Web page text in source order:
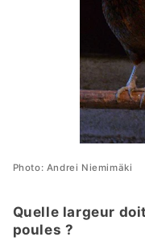
Photo: Andrei Niemimäki
Quelle largeur
poules ?